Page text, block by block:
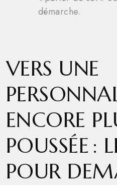
démarche.
VERS UNE
ENCORE
POUSSÉE :
POUR